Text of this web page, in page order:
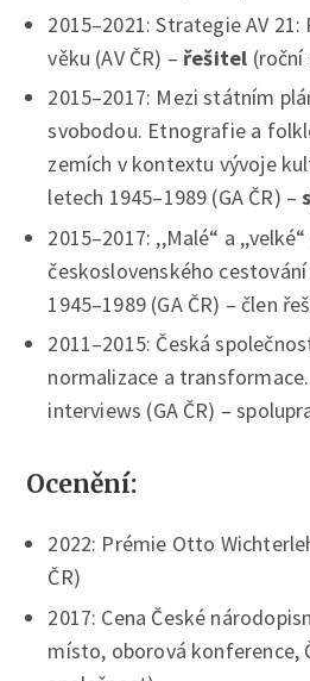
2015–2021: Strategie AV
věku (AV ČR) – řešitel
2015–2017: Mezi státním
svobodou. Etnografie a
zemích v kontextu vývoje
letech 1945–1989 (GA ČR) –
2015–2017: ,,Malé“ a
československého
1945–1989 (GA ČR) – člen
2011–2015: Česká
normalizace a
interviews (GA ČR) –
Ocenění:
2022: Prémie Otto
ČR)
2017: Cena České
místo, oborová konference,